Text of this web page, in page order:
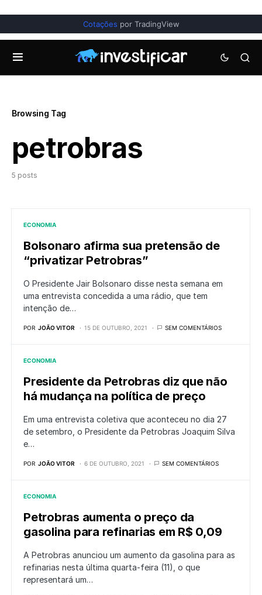
Cotações por TradingView
Browsing Tag
petrobras
5 posts
ECONOMIA
Bolsonaro afirma sua pretensão de
“privatizar Petrobras”
O Presidente Jair Bolsonaro disse nesta semana em
uma entrevista concedida a uma rádio, que tem
intenção de…
POR JOÃO VITOR 15 DE OUTUBRO, 2021 SEM COMENTÁRIOS
ECONOMIA
Presidente da Petrobras diz que não
há mudança na política de preço
Em uma entrevista coletiva que aconteceu no dia 27
de setembro, o Presidente da Petrobras Joaquim Silva
e…
POR JOÃO VITOR 6 DE OUTUBRO, 2021 SEM COMENTÁRIOS
ECONOMIA
Petrobras aumenta o preço da
gasolina para refinarias em R$ 0,09
A Petrobras anunciou um aumento da gasolina para as
refinarias nesta última quarta-feira (11), o que
representará um…